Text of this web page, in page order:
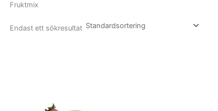
Fruktmix
Endast ett sökresultat